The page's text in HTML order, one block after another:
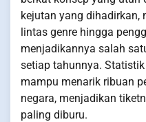
kejutan yang dihadirkan,
lintas genre hingga
menjadikannya salah
setiap tahunnya.
mampu menarik ribuan
negara, menjadikan
paling diburu.